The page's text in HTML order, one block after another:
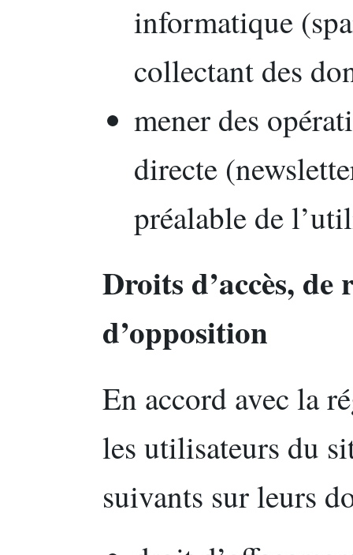
informatique
collectant des
mener des
directe
préalable de
Droits d’accès,
d’opposition
En accord avec la
les utilisateurs du
suivants sur leurs